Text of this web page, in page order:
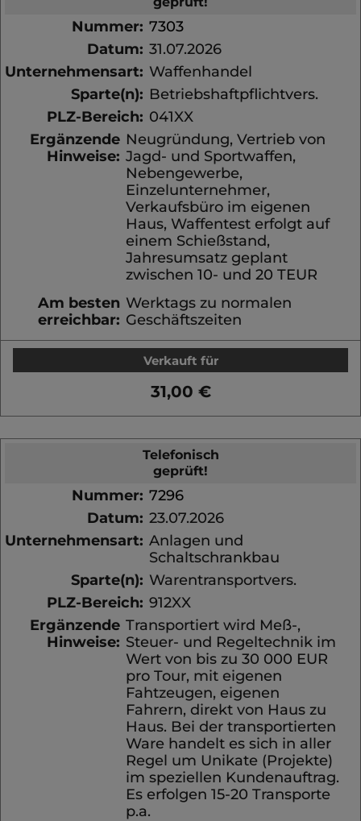
Nummer: 7303
Datum: 31.07.2026
Unternehmensart: Waffenhandel
Sparte(n): Betriebshaftpflichtvers.
PLZ-Bereich: 041XX
Ergänzende
Hinweise:
Neugründung, Vertrieb von
Jagd- und Sportwaffen,
Nebengewerbe,
Einzelunternehmer,
Verkaufsbüro im eigenen
Haus, Waffentest erfolgt auf
einem Schießstand,
Jahresumsatz geplant
zwischen 10- und 20 TEUR
Am besten
erreichbar:
Werktags zu normalen
Geschäftszeiten
Verkauft für
31,00 €
Telefonisch
geprüft!
Nummer: 7296
Datum: 23.07.2026
Unternehmensart: Anlagen und
Schaltschrankbau
Sparte(n): Warentransportvers.
PLZ-Bereich: 912XX
Ergänzende
Hinweise:
Transportiert wird Meß-,
Steuer- und Regeltechnik im
Wert von bis zu 30 000 EUR
pro Tour, mit eigenen
Fahtzeugen, eigenen
Fahrern, direkt von Haus zu
Haus. Bei der transportierten
Ware handelt es sich in aller
Regel um Unikate (Projekte)
im speziellen Kundenauftrag.
Es erfolgen 15-20 Transporte
p.a.